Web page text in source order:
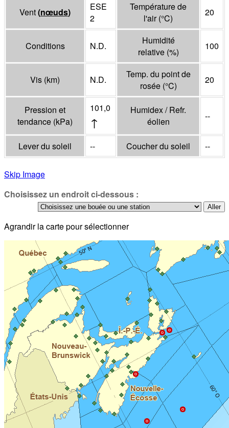
Vent(nœuds)
ESE
2
Température de
l'air(°C)
20
Conditions N.D.
Humidité
relative (%)
100
Vis (km) N.D.
Temp. du point de
rosée (°C)
20
Pression et
tendance (kPa)
101,0
↑
Humidex / Refr.
éolien
--
Lever du soleil -- Coucher du soleil --
Skip Image
Choisissez un endroit ci-dessous :
Agrandir la carte pour sélectionner